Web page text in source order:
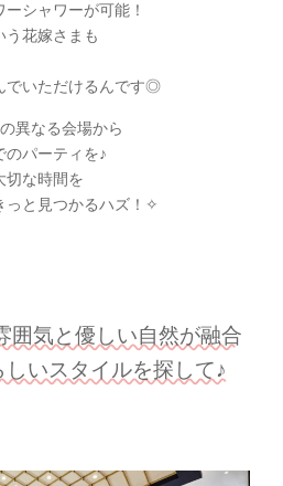
シャワーが可能！
う花嫁さまも
でいただけるんです◎
異なる会場から
のパーティを♪
切な時間を
っと見つかるハズ！✧
囲気と優しい自然が融合
いスタイルを探して♪